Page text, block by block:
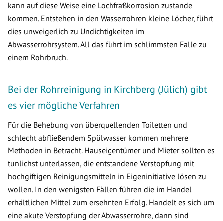
kann auf diese Weise eine Lochfraßkorrosion zustande
kommen. Entstehen in den Wasserrohren kleine Löcher, führt
dies unweigerlich zu Undichtigkeiten im
Abwasserrohrsystem. All das führt im schlimmsten Falle zu
einem Rohrbruch.
Bei der Rohrreinigung in Kirchberg (Jülich) gibt
es vier mögliche Verfahren
Für die Behebung von überquellenden Toiletten und
schlecht abfließendem Spülwasser kommen mehrere
Methoden in Betracht. Hauseigentümer und Mieter sollten es
tunlichst unterlassen, die entstandene Verstopfung mit
hochgiftigen Reinigungsmitteln in Eigeninitiative lösen zu
wollen. In den wenigsten Fällen führen die im Handel
erhältlichen Mittel zum ersehnten Erfolg. Handelt es sich um
eine akute Verstopfung der Abwasserrohre, dann sind